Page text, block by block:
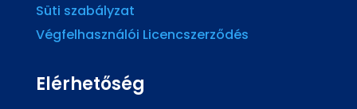
Süti szabályzat
Végfelhasználói Licencszerződés
Elérhetőség